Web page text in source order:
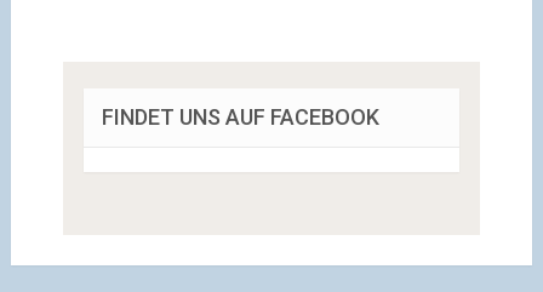
FINDET UNS AUF FACEBOOK